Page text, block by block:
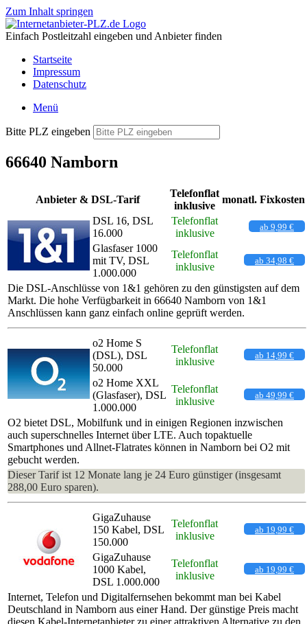
Zum Inhalt springen
Einfach Postleitzahl eingeben und Anbieter finden
Startseite
Impressum
Datenschutz
Menü
Bitte PLZ eingeben
66640 Namborn
Anbieter & DSL-Tarif
Telefonflat
inklusive
monatl. Fixkosten
DSL 16, DSL
16.000
Telefonflat
inklusive
ab 9,99 €
Glasfaser 1000
mit TV, DSL
1.000.000
Telefonflat
inklusive
ab 34,98 €
Die DSL-Anschlüsse von 1&1 gehören zu den günstigsten auf dem
Markt. Die hohe Verfügbarkeit in 66640 Namborn von 1&1
Anschlüssen kann ganz einfach online geprüft werden.
o2 Home S
(DSL), DSL
50.000
Telefonflat
inklusive
ab 14,99 €
o2 Home XXL
(Glasfaser), DSL
1.000.000
Telefonflat
inklusive
ab 49,99 €
O2 bietet DSL, Mobilfunk und in einigen Regionen inzwischen
auch superschnelles Internet über LTE. Auch topaktuelle
Smartphones und Allnet-Flatrates können in Namborn bei O2 mit
gebucht werden.
Dieser Tarif ist 12 Monate lang je 24 Euro günstiger (insgesamt
288,00 Euro sparen).
GigaZuhause
150 Kabel, DSL
150.000
Telefonflat
inklusive
ab 19,99 €
GigaZuhause
1000 Kabel,
DSL 1.000.000
Telefonflat
inklusive
ab 19,99 €
Internet, Telefon und Digitalfernsehen bekommt man bei Kabel
Deutschland in Namborn aus einer Hand. Der günstige Preis macht
diesen Kabel-Internetanbieter zu einer attraktiven Alternative zu den